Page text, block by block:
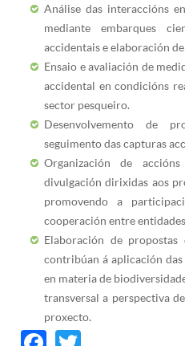
Análise das interaccións
mediante embarques
accidentais e elaboración
Ensaio e avaliación de
accidental en condicións
sector pesqueiro.
Desenvolvemento de
seguimento das capturas
Organización de
divulgación dirixidas aos
promovendo a
cooperación entre
Elaboración de
contribúan á aplicación
en materia de
transversal a perspectiva
proxecto.
Facebook